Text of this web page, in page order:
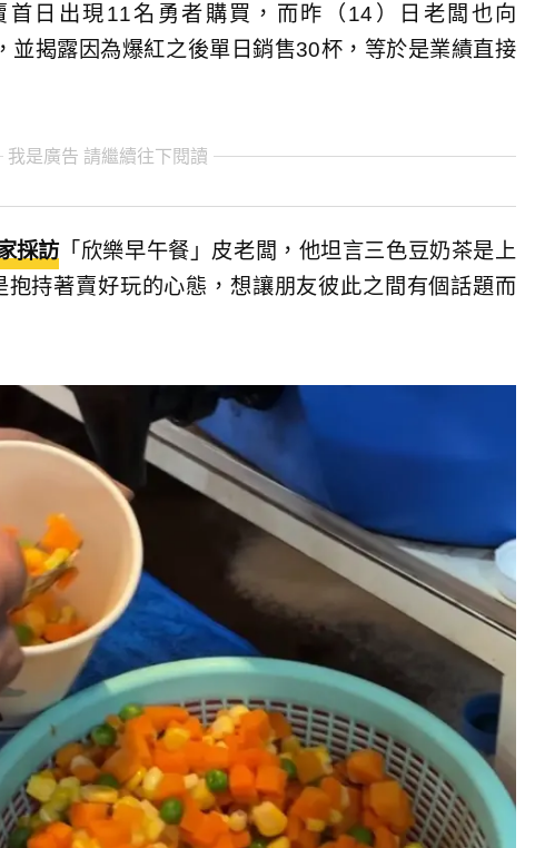
日出現11名勇者購買，而昨（14）日老闆也向
並揭露因為爆紅之後單日銷售30杯，等於是業績直接
我是廣告 請繼續往下閱讀
採訪「欣樂早午餐」皮老闆，他坦言三色豆奶茶是上
持著賣好玩的心態，想讓朋友彼此之間有個話題而